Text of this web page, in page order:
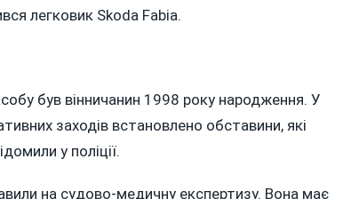
легковик Skoda Fabia.
був вінничанин 1998 року народження. У
заходів встановлено обставини, які
у поліції.
на судово-медичну експертизу. Вона має